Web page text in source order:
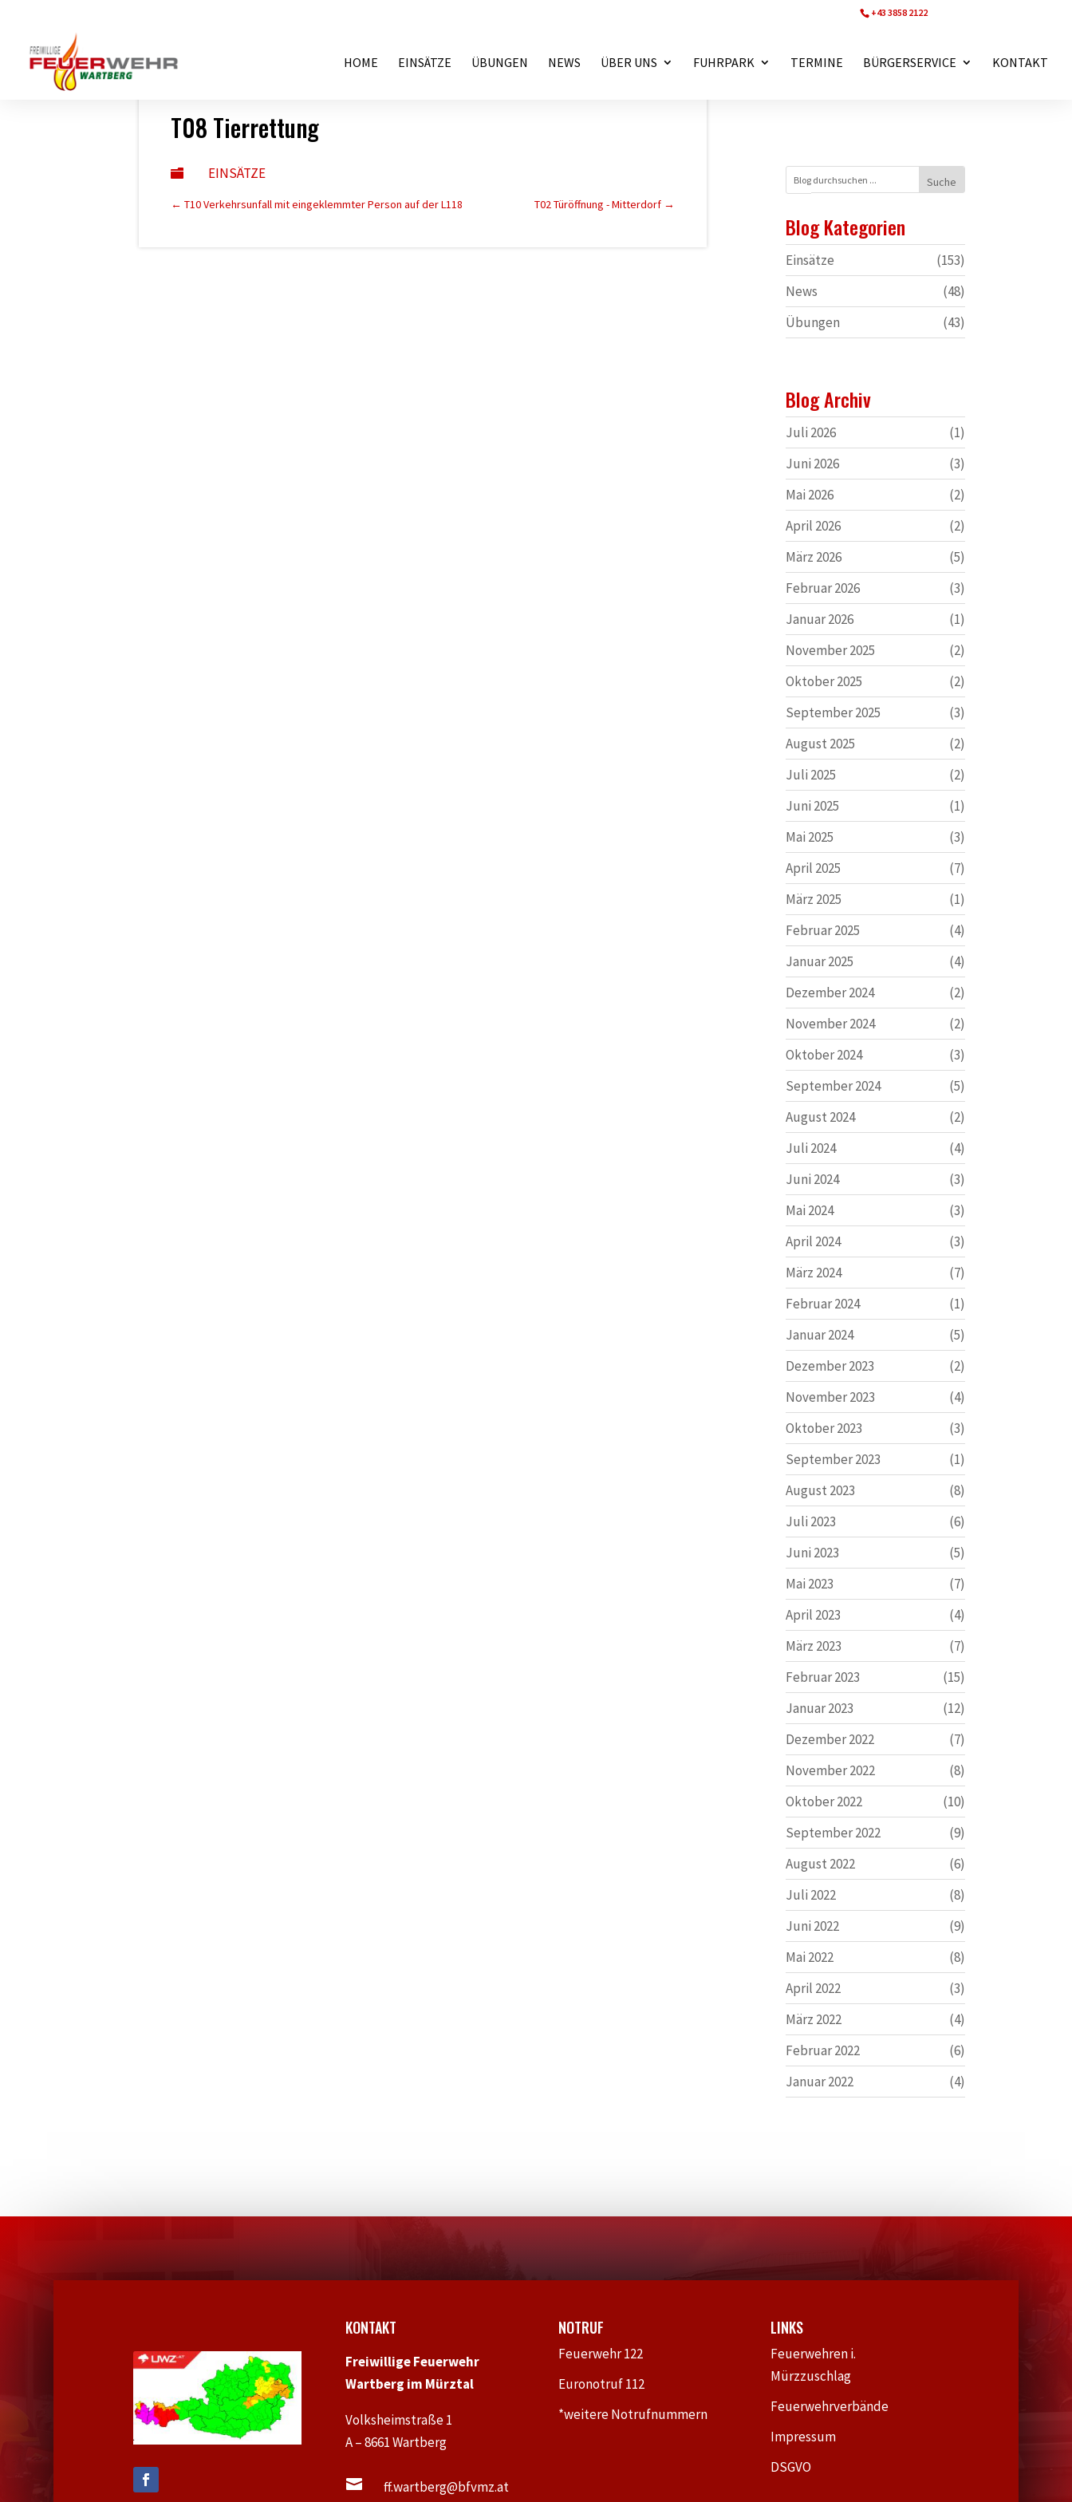
+43 3858 2122
HOME EINSÄTZE ÜBUNGEN NEWS ÜBER UNS FUHRPARK TERMINE BÜRGERSERVICE KONTAKT
T08 Tierrettung
 EINSÄTZE
← T10 Verkehrsunfall mit eingeklemmter Person auf der L118 T02 Türöffnung - Mitterdorf →
Blog Kategorien
Einsätze
(153)
News
(48)
Übungen
(43)
Blog Archiv
Juli 2026
(1)
Juni 2026
(3)
Mai 2026
(2)
April 2026
(2)
März 2026
(5)
Februar 2026
(3)
Januar 2026
(1)
November 2025
(2)
Oktober 2025
(2)
September 2025
(3)
August 2025
(2)
Juli 2025
(2)
Juni 2025
(1)
Mai 2025
(3)
April 2025
(7)
März 2025
(1)
Februar 2025
(4)
Januar 2025
(4)
Dezember 2024
(2)
November 2024
(2)
Oktober 2024
(3)
September 2024
(5)
August 2024
(2)
Juli 2024
(4)
Juni 2024
(3)
Mai 2024
(3)
April 2024
(3)
März 2024
(7)
Februar 2024
(1)
Januar 2024
(5)
Dezember 2023
(2)
November 2023
(4)
Oktober 2023
(3)
September 2023
(1)
August 2023
(8)
Juli 2023
(6)
Juni 2023
(5)
Mai 2023
(7)
April 2023
(4)
März 2023
(7)
Februar 2023
(15)
Januar 2023
(12)
Dezember 2022
(7)
November 2022
(8)
Oktober 2022
(10)
September 2022
(9)
August 2022
(6)
Juli 2022
(8)
Juni 2022
(9)
Mai 2022
(8)
April 2022
(3)
März 2022
(4)
Februar 2022
(6)
Januar 2022
(4)
KONTAKT
Freiwillige Feuerwehr
Wartberg im Mürztal
Volksheimstraße 1
A – 8661 Wartberg
 ff.wartberg@bfvmz.at
NOTRUF
Feuerwehr 122
Euronotruf 112
*weitere Notrufnummern
LINKS
Feuerwehren i.
Mürzzuschlag
Feuerwehrverbände
Impressum
DSGVO